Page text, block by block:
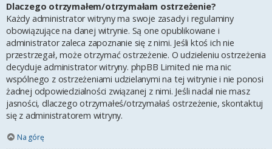
Dlaczego otrzymałem/otrzymałam ostrzeżenie?
Każdy administrator witryny ma swoje zasady i regulaminy
obowiązujące na danej witrynie. Są one opublikowane i
administrator zaleca zapoznanie się z nimi. Jeśli ktoś ich nie
przestrzegał, może otrzymać ostrzeżenie. O udzieleniu ostrzeżenia
decyduje administrator witryny. phpBB Limited nie ma nic
wspólnego z ostrzeżeniami udzielanymi na tej witrynie i nie ponosi
żadnej odpowiedzialności związanej z nimi. Jeśli nadal nie masz
jasności, dlaczego otrzymałeś/otrzymałaś ostrzeżenie, skontaktuj
się z administratorem witryny.
Na górę